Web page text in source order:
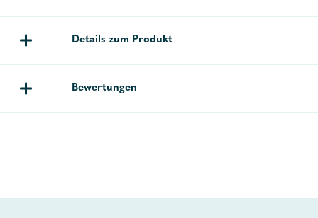
Details zum Produkt
Bewertungen